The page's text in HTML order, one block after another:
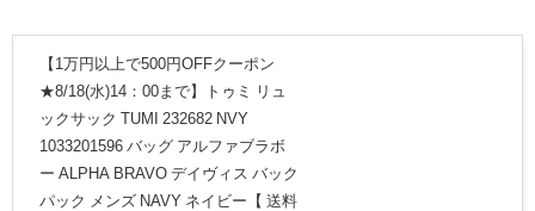
【1万円以上で500円OFFクーポン
★8/18(水)14：00まで】トゥミ リュ
ックサック TUMI 232682 NVY
1033201596 バッグ アルファブラボ
ー ALPHA BRAVO デイヴィス バック
パック メンズ NAVY ネイビー【 送料